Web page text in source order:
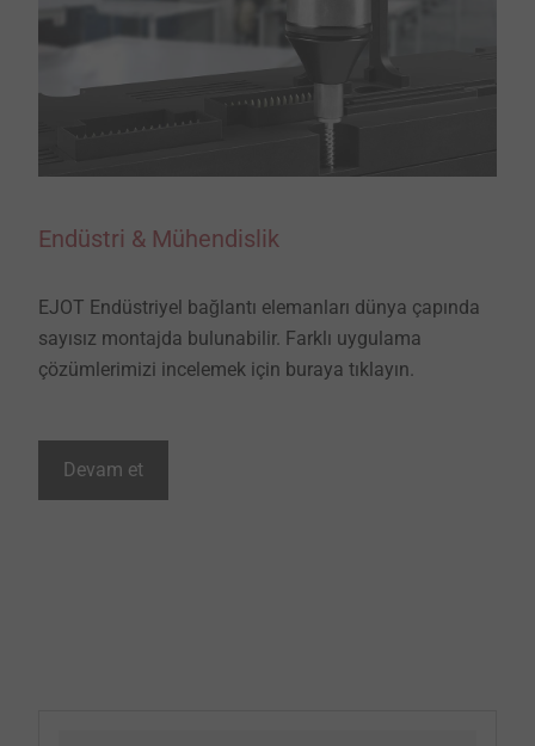
Endüstri & Mühendislik
EJOT Endüstriyel bağlantı elemanları dünya çapında
sayısız montajda bulunabilir. Farklı uygulama
çözümlerimizi incelemek için buraya tıklayın.
Devam et